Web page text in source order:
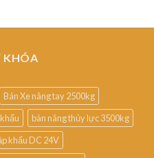
KHÓA
Bán Xe nâng tay 2500kg
bàn nâng thủy lực 3500kg
khẩu DC 24V